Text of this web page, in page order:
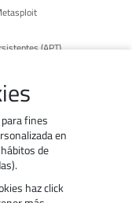
fines
en
de
haz click
(APT)
nosotros